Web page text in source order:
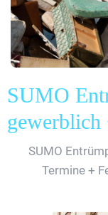
SUMO
SUMO
Termine +